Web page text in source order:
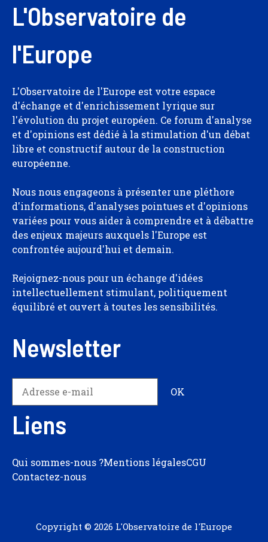
L'Observatoire de
l'Europe
L'Observatoire de l'Europe est votre espace
d'échange et d'enrichissement lyrique sur
l'évolution du projet européen. Ce forum d'analyse
et d'opinions est dédié à la stimulation d'un débat
libre et constructif autour de la construction
européenne.
Nous nous engageons à présenter une pléthore
d'informations, d'analyses pointues et d'opinions
variées pour vous aider à comprendre et à débattre
des enjeux majeurs auxquels l'Europe est
confrontée aujourd'hui et demain.
Rejoignez-nous pour un échange d'idées
intellectuellement stimulant, politiquement
équilibré et ouvert à toutes les sensibilités.
Newsletter
Liens
Qui sommes-nous ?Mentions légalesCGU
Contactez-nous
Copyright © 2026 L'Observatoire de l'Europe